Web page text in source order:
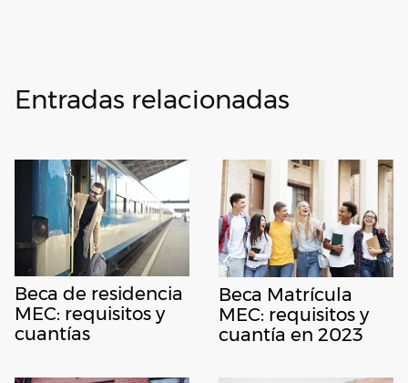
Entradas relacionadas
Beca de residencia
MEC: requisitos y
cuantías
Beca Matrícula
MEC: requisitos y
cuantía en 2023